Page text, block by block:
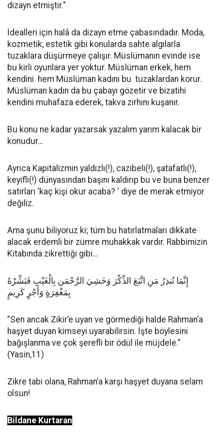
dizayn etmiştir."
İdealleri için halâ da dizayn etme çabasındadır. Moda,
kozmetik, estetik gibi konularda sahte algılarla
tuzaklara düşürmeye çalışır. Müslümanın evinde ise
bu kirli oyunlara yer yoktur. Müslüman erkek, hem
kendini hem Müslüman kadını bu tuzaklardan korur.
Müslüman kadın da bu çabayı gözetir ve bizatihi
kendini muhafaza ederek, takva zırhını kuşanır.
Bu konu ne kadar yazarsak yazalım yarım kalacak bir
konudur…
Ayrıca Kapitalizmin yaldızlı(!), cazibeli(!), şatafatlı(!),
keyifli(!) dünyasından başını kaldırıp bu ve buna benzer
satırları ‘kaç kişi okur acaba? ‘ diye de merak etmiyor
değiliz.
Ama şunu biliyoruz ki; tüm bu hatırlatmaları dikkate
alacak erdemli bir zümre muhakkak vardır. Rabbimizin
Kitabında zikrettiği gibi…
إِنَّمَا تُنذِرُ مَنِ اتَّبَعَ الذِّكْرَ وَخَشِيَ الرَّحْمَن بِالْغَيْبِ فَبَشِّرْهُ
بِمَغْفِرَةٍ وَأَجْرٍ كَرِيمٍ
”Sen ancak Zikir’e uyan ve görmediği halde Rahman’a
haşyet duyan kimseyi uyarabilirsin. İşte böylesini
bağışlanma ve çok şerefli bir ödül ile müjdele.”
(Yasin,11)
Zikre tabi olana, Rahman’a karşı haşyet duyana selam
olsun!
Bildane Kurtaran